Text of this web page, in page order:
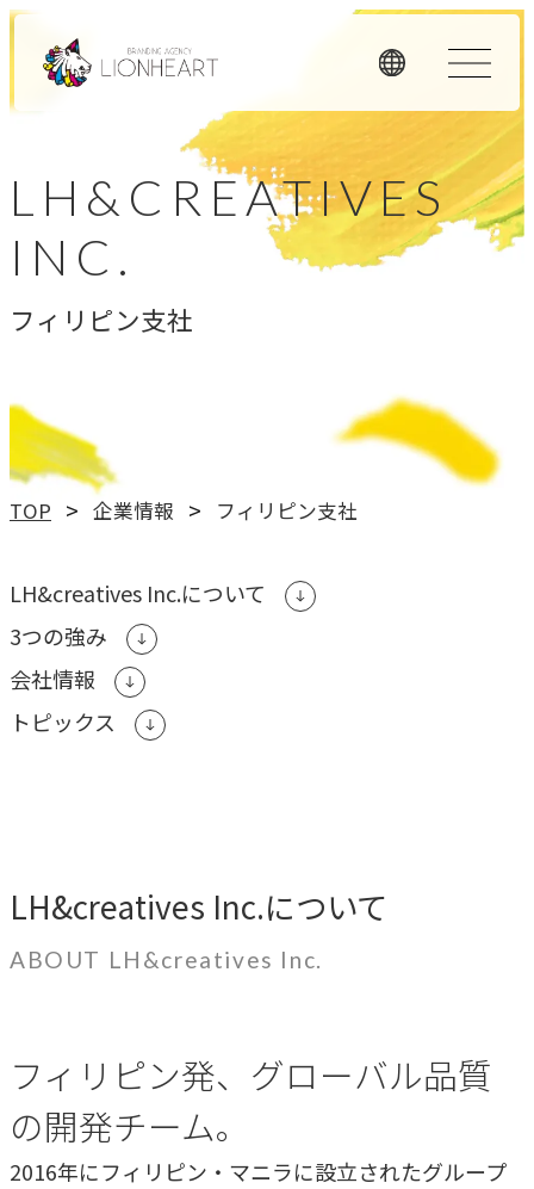
私たちの独自性
私たちは独自のメソッドと理念経営、そして顧客体験を重
す。
理念経営
顧客体験を活かす
BUSINESS
選ばれる理由をつくる
専門性で戦略をかたちにする
人と​組織の​価値共創支援
中期経営計画から人事を設計する
LH&CREATIVES
INC.
フィリピン支社
TOP 企業情報 フィリピン支社
LH&creatives Inc.について
3つの強み
会社情報
トピックス
LH&creatives Inc.について
ABOUT LH&creatives Inc.
フィリピン発、グローバル品質
の開発チーム。
2016年にフィリピン・マニラに設立されたグループ